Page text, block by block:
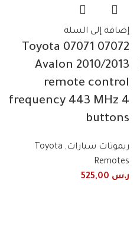
إضافة إلى السلة
07072 07071 Toyota
Avalon 2010/2013
remote control
frequency 443 MHz 4
buttons
ريموتات سيارات,
Toyota
Remotes
ر.س